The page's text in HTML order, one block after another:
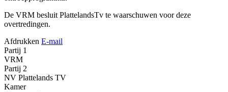
De VRM besluit PlattelandsTv te waarschuwen voor deze
overtredingen.
Afdrukken E-mail
Partij 1
VRM
Partij 2
NV Plattelands TV
Kamer